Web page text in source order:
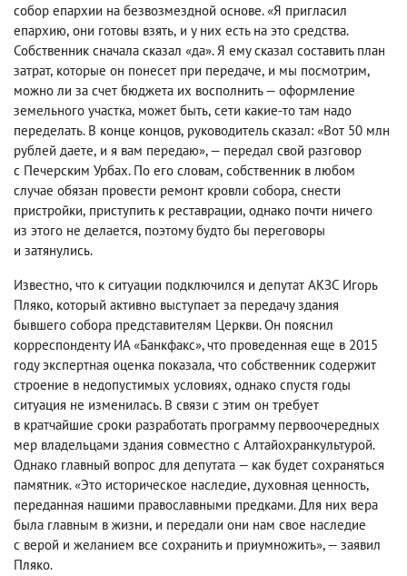
собор епархии на безвозмездной основе. «Я пригласил
епархию, они готовы взять, и у них есть на это средства.
Собственник сначала сказал «да». Я ему сказал составить план
затрат, которые он понесет при передаче, и мы посмотрим,
можно ли за счет бюджета их восполнить — оформление
земельного участка, может быть, сети какие-то там надо
переделать. В конце концов, руководитель сказал: «Вот 50 млн
рублей даете, и я вам передаю», — передал свой разговор
с Печерским Урбах. По его словам, собственник в любом
случае обязан провести ремонт кровли собора, снести
пристройки, приступить к реставрации, однако почти ничего
из этого не делается, поэтому будто бы переговоры
и затянулись.
Известно, что к ситуации подключился и депутат АКЗС Игорь
Пляко, который активно выступает за передачу здания
бывшего собора представителям Церкви. Он пояснил
корреспонденту ИА «Банкфакс», что проведенная еще в 2015
году экспертная оценка показала, что собственник содержит
строение в недопустимых условиях, однако спустя годы
ситуация не изменилась. В связи с этим он требует
в кратчайшие сроки разработать программу первоочередных
мер владельцами здания совместно с Алтайохранкультурой.
Однако главный вопрос для депутата — как будет сохраняться
памятник. «Это историческое наследие, духовная ценность,
переданная нашими православными предками. Для них вера
была главным в жизни, и передали они нам свое наследие
с верой и желанием все сохранить и приумножить», — заявил
Пляко.